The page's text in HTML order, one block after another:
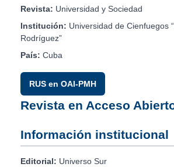
Revista: Universidad y Sociedad
Institución: Universidad de Cienfuegos
Rodríguez”
País: Cuba
RUS en OAI-PMH
Revista en Acceso
Información institucional
Editorial: Universo Sur